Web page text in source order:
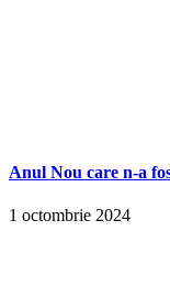
Anul Nou care n-a
1 octombrie 2024